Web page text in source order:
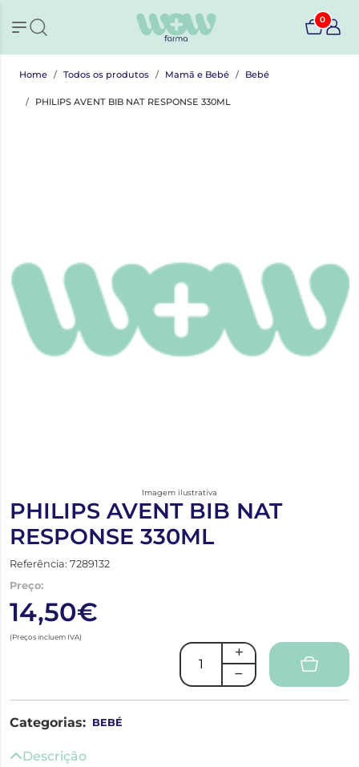
0
Home Todos os produtos Mamã e Bebé Bebé
PHILIPS AVENT BIB NAT RESPONSE 330ML
Imagem ilustrativa
PHILIPS AVENT BIB NAT
RESPONSE 330ML
Referência: 7289132
Preço:
14,50€
(Preços incluem IVA)
Categorias: BEBÉ
Descrição